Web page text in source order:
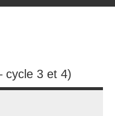
cycle 3 et 4)